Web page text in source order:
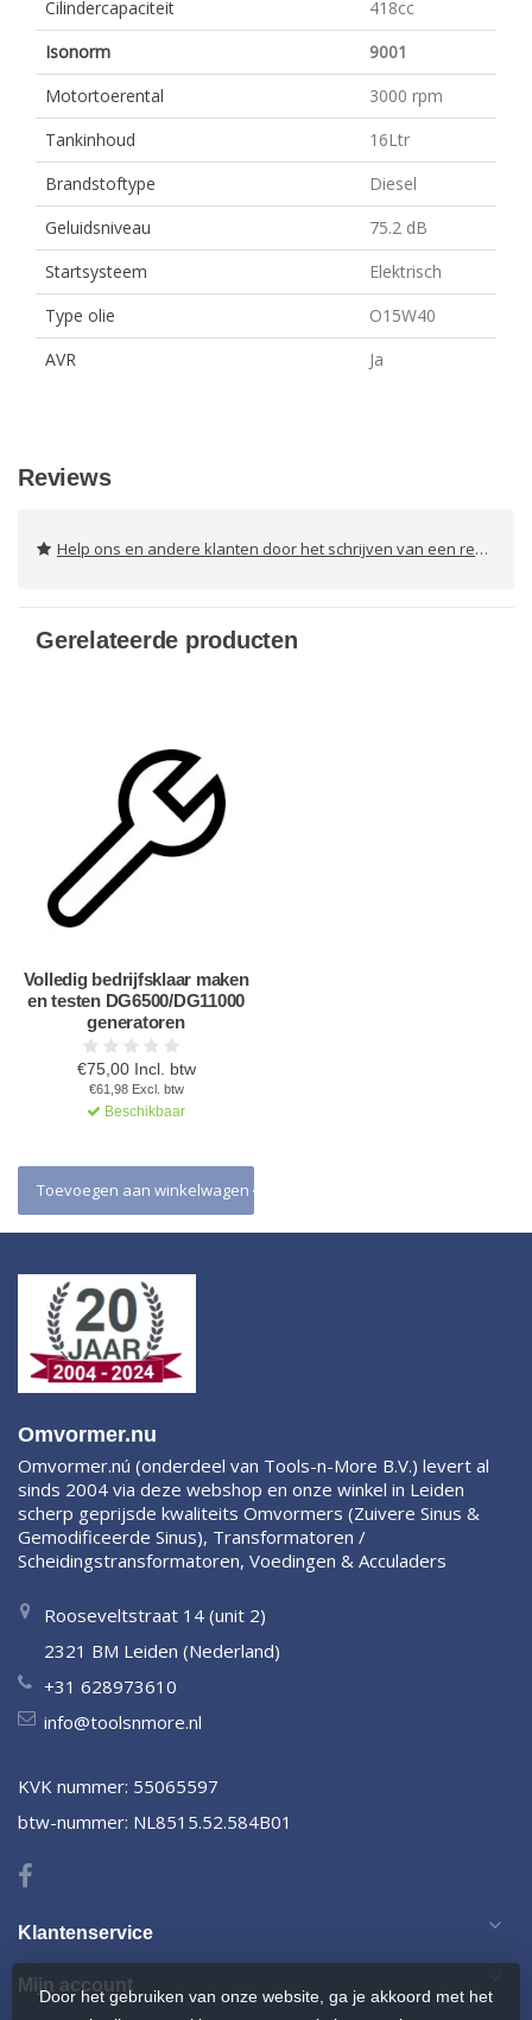
Cilindercapaciteit
418cc
Isonorm
9001
Motortoerental
3000 rpm
Tankinhoud
16Ltr
Brandstoftype
Diesel
Geluidsniveau
75.2 dB
Startsysteem
Elektrisch
Type olie
O15W40
AVR
Ja
Reviews
Help ons en andere klanten door het schrijven van een review
Gerelateerde producten
Volledig bedrijfsklaar maken
en testen DG6500/DG11000
generatoren
€75,00 Incl. btw
€61,98 Excl. btw
Beschikbaar
Toevoegen aan winkelwagen
Omvormer.nu
Omvormer.nú (onderdeel van Tools-n-More B.V.) levert al
sinds 2004 via deze webshop en onze winkel in Leiden
scherp geprijsde kwaliteits Omvormers (Zuivere Sinus &
Gemodificeerde Sinus), Transformatoren /
Scheidingstransformatoren, Voedingen & Acculaders
Rooseveltstraat 14 (unit 2)
2321 BM Leiden (Nederland)
+31 628973610
info@toolsnmore.nl
KVK nummer: 55065597
btw-nummer: NL8515.52.584B01
Klantenservice
Mijn account
Door het gebruiken van onze website, ga je akkoord met het